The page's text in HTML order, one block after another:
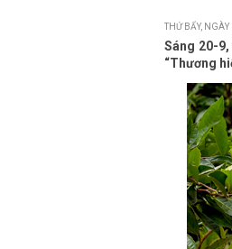
THỨ BẨY,
Sáng 20-
“Thương